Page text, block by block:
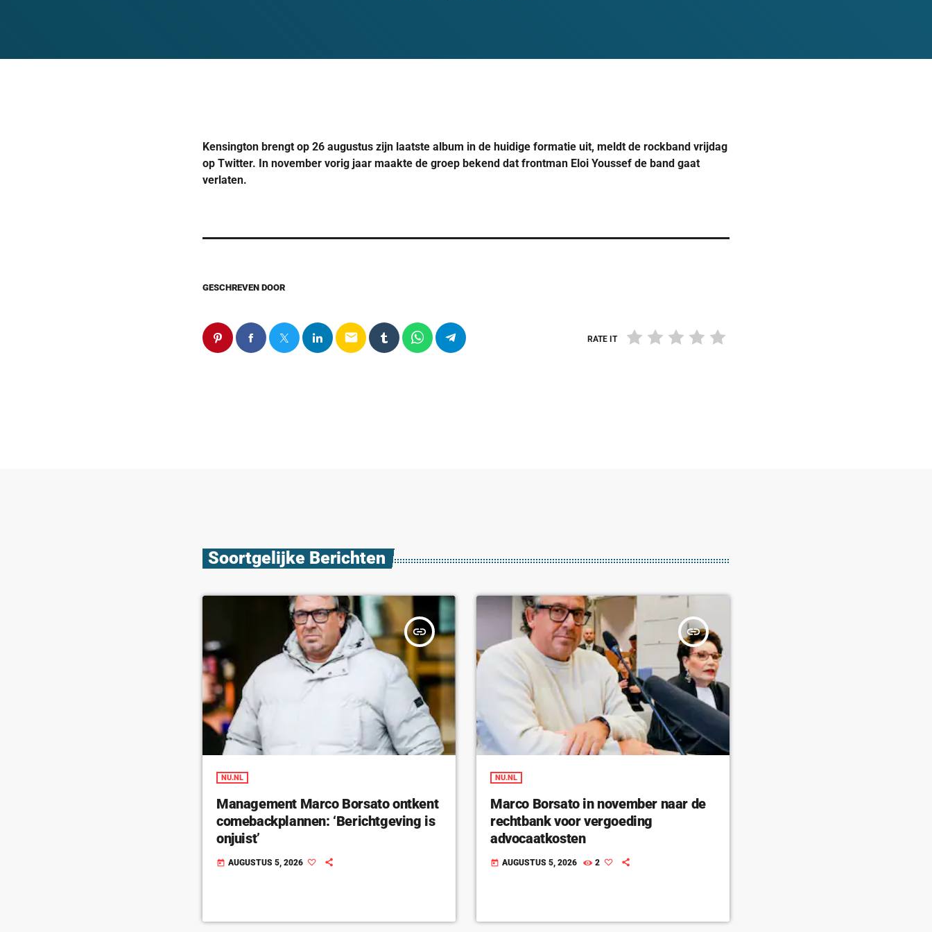
Kensington brengt op 26 augustus zijn laatste album in de huidige formatie uit, meldt de rockband vrijdag
op Twitter. In november vorig jaar maakte de groep bekend dat frontman Eloi Youssef de band gaat
verlaten.
GESCHREVEN DOOR
email RATE IT
Soortgelijke Berichten
insert_link
NU.NL
Management Marco Borsato ontkent
comebackplannen: ‘Berichtgeving is
onjuist’
today AUGUSTUS 5, 2026
insert_link
NU.NL
Marco Borsato in november naar de
rechtbank voor vergoeding
advocaatkosten
today AUGUSTUS 5, 2026 2